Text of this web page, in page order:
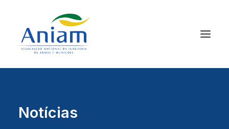
Notícias